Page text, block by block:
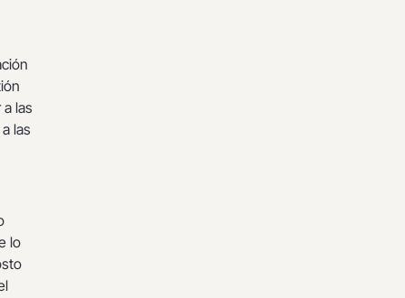
las
las
lo